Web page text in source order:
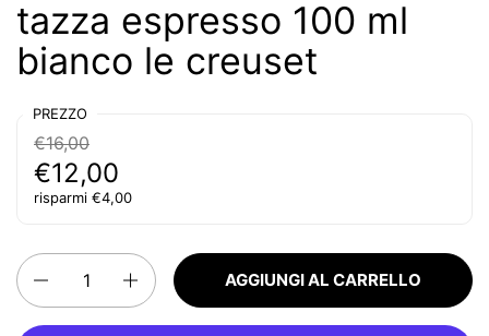
tazza espresso 100 ml
bianco le creuset
PREZZO
€12,00
€16,00
risparmi €4,00
Quantità
AGGIUNGI AL CARRELLO